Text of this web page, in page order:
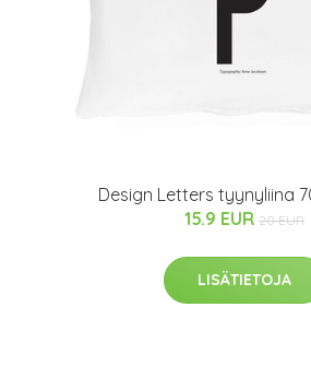
Design Letters tyynyliina
15.9 EUR 20 EUR
LISÄTIETOJA